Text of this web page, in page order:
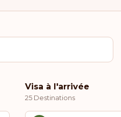
Visa à l'arrivée
25 Destinations